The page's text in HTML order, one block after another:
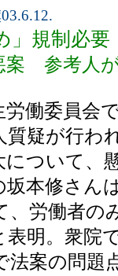
」規制必要
案 参考人
働委員会
質疑が行わ
について、
本修さん
、労働者の
表明。衆院
法案の問題